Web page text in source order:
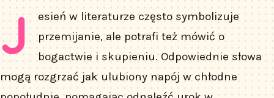
J
esień w literaturze często symbolizuje
przemijanie, ale potrafi też mówić o
bogactwie i skupieniu. Odpowiednie słowa
mogą rozgrzać jak ulubiony napój w chłodne